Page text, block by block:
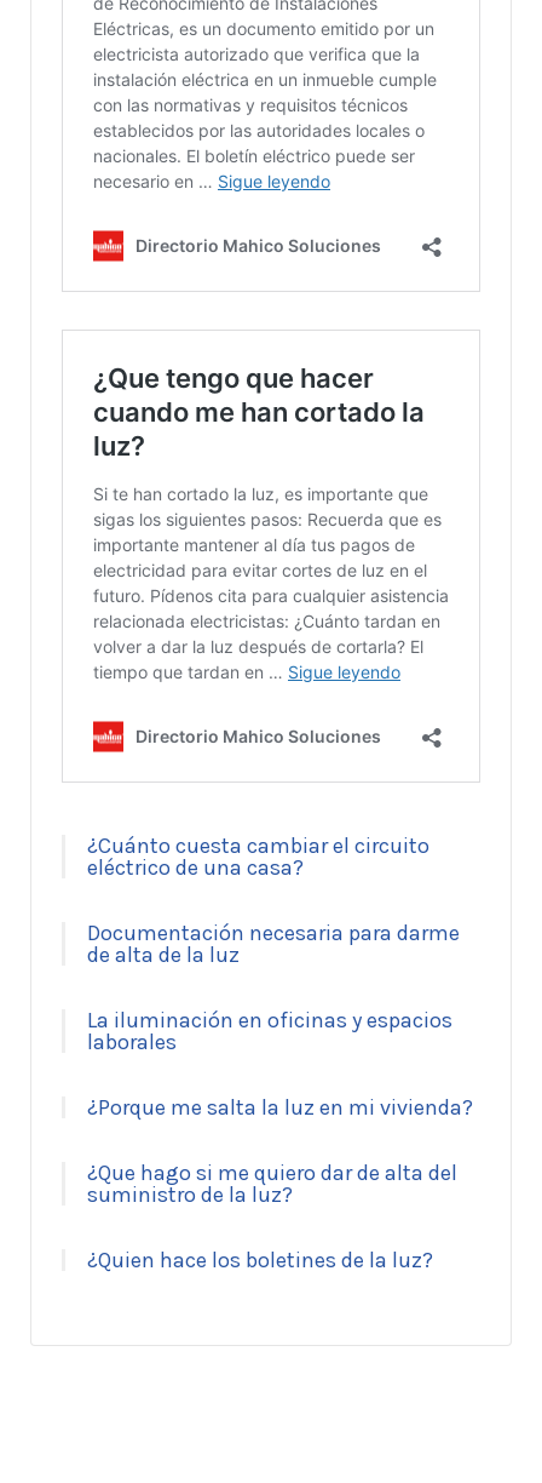
¿Cuánto cuesta cambiar el circuito
eléctrico de una casa?
Documentación necesaria para darme
de alta de la luz
La iluminación en oficinas y espacios
laborales
¿Porque me salta la luz en mi vivienda?
¿Que hago si me quiero dar de alta del
suministro de la luz?
¿Quien hace los boletines de la luz?